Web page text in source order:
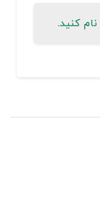
کنید.